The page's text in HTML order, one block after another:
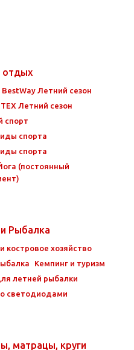
отдых
BestWay Летний сезон
Летний сезон
спорт
спорта
спорта
(постоянный
Рыбалка
костровое хозяйство
Кемпинг и туризм
летней рыбалки
светодиодами
матрацы, круги